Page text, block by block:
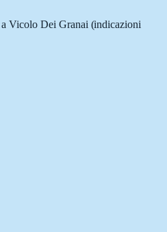
aVicolo Dei Granai (indicazioni